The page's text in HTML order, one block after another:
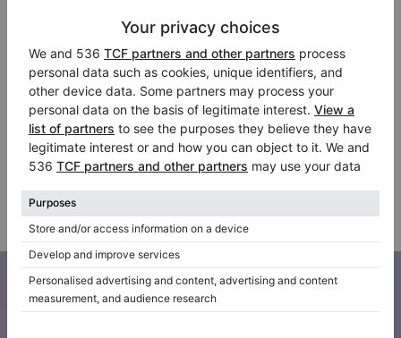
Chiedendo il prezzo
Hot
Nuovo, C. Bechstein, Classic 124
Altezza:48″
Stato:Stati Uniti
Città:Bloomingdale
Azienda
Iscriviti alla nostra newsletter
Tenetevi aggiornati su tutte le novità di Klaviano